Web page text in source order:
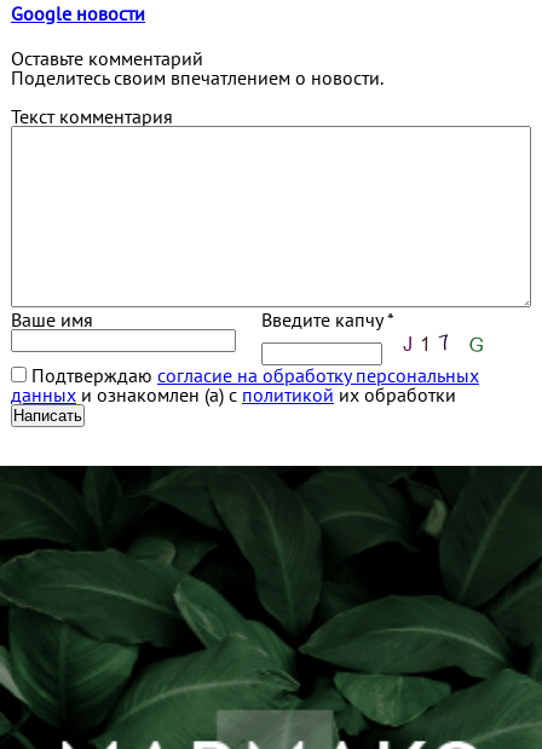
Google новости
Оставьте комментарий
Поделитесь своим впечатлением о новости.
Текст комментария
Ваше имя Введите капчу *
Подтверждаю согласие на обработку персональных
данныхи ознакомлен (а) с политикой их обработки